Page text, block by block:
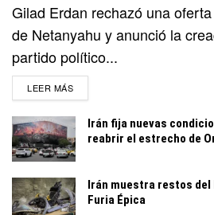
Gilad Erdan rechazó una
de Netanyahu y anunció la
partido político...
LEER MÁSDETAILS
Irán fija nuevas
reabrir el estrecho de
Irán muestra restos del
Furia Épica